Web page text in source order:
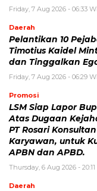
Friday, 7 Aug 2026 - 06:33
Daerah
Pelantikan 10
Timotius Kaidel
dan Tinggalkan
Friday, 7 Aug 2026 - 06:29
Promosi
LSM Siap Lapor
Atas Dugaan
PT Rosari
Karyawan, untuk
APBN dan APBD.
Thursday, 6 Aug 2026 -
Daerah